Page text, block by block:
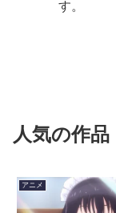
す。
人気の作品
アニメ